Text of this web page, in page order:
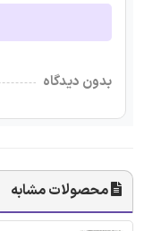
بدون دیدگاه
محصولات مشابه